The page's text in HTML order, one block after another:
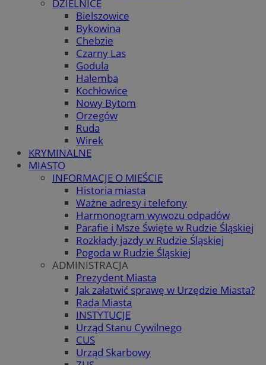
DZIELNICE
Bielszowice
Bykowina
Chebzie
Czarny Las
Godula
Halemba
Kochłowice
Nowy Bytom
Orzegów
Ruda
Wirek
KRYMINALNE
MIASTO
INFORMACJE O MIEŚCIE
Historia miasta
Ważne adresy i telefony
Harmonogram wywozu odpadów
Parafie i Msze Święte w Rudzie Śląskiej
Rozkłady jazdy w Rudzie Śląskiej
Pogoda w Rudzie Śląskiej
ADMINISTRACJA
Prezydent Miasta
Jak załatwić sprawę w Urzędzie Miasta?
Rada Miasta
INSTYTUCJE
Urząd Stanu Cywilnego
CUS
Urząd Skarbowy